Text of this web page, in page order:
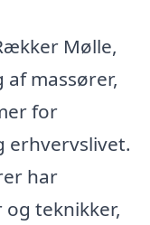
Mølle,
massører,
for
erhvervslivet.
har
teknikker,